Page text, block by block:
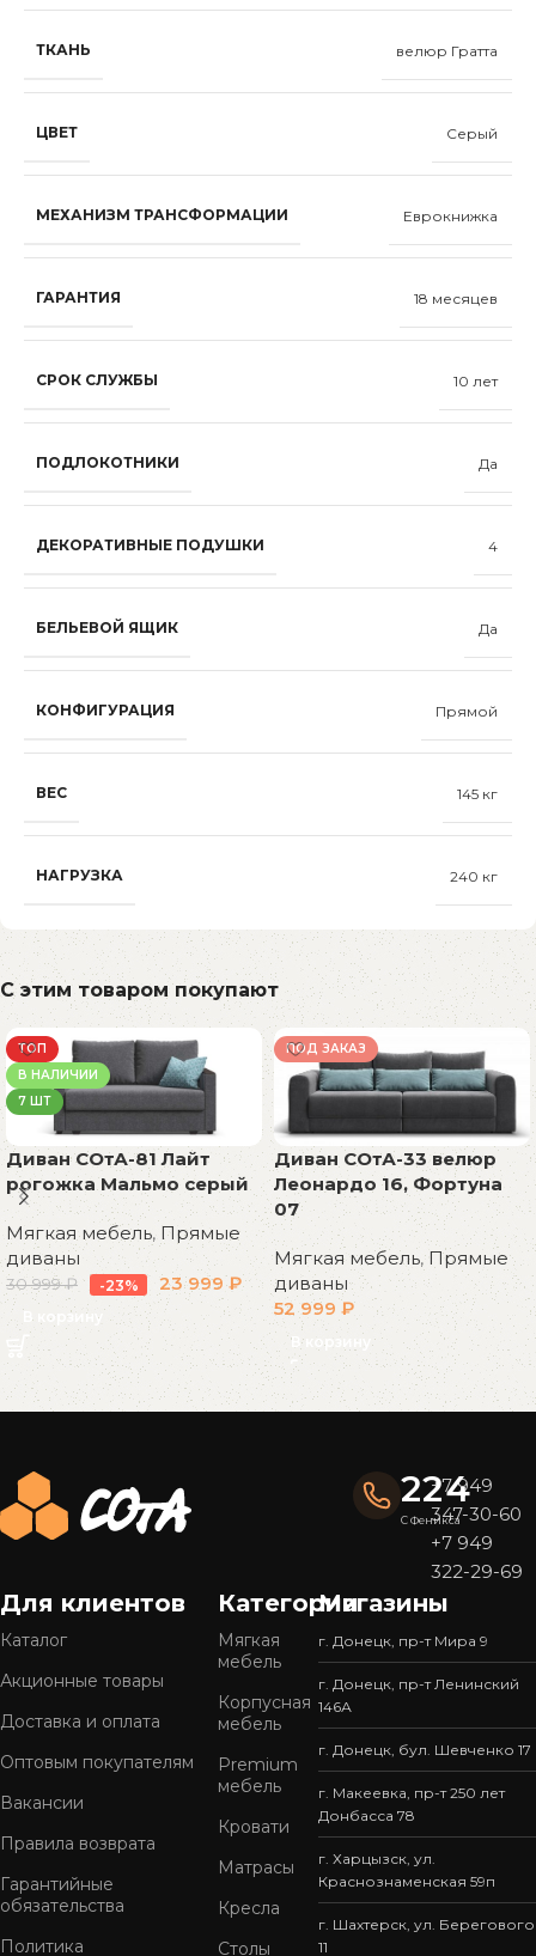
ТКАНЬ велюр Гратта
ЦВЕТ Серый
МЕХАНИЗМ ТРАНСФОРМАЦИИ Еврокнижка
ГАРАНТИЯ 18 месяцев
СРОК СЛУЖБЫ 10 лет
ПОДЛОКОТНИКИ Да
ДЕКОРАТИВНЫЕ ПОДУШКИ 4
БЕЛЬЕВОЙ ЯЩИК Да
КОНФИГУРАЦИЯ Прямой
ВЕС 145 кг
НАГРУЗКА 240 кг
С этим товаром покупают
ТОП
В НАЛИЧИИ
7 ШТ
Диван СОтА-81 Лайт
рогожка Мальмо серый
Мягкая мебель, Прямые
диваны
30 999₽ -23% 23 999₽
В корзину
ПОД ЗАКАЗ
Диван СОтА-33 велюр
Леонардо 16, Фортуна
07
Мягкая мебель,Прямые
диваны
52 999 ₽
В корзину
Read More
224
С Феникса
+7 949
347-30-60
+7 949
322-29-69
Для клиентов
Каталог
Акционные товары
Доставка и оплата
Оптовым покупателям
Вакансии
Правила возврата
Гарантийные
обязательства
Политика
Категории
Мягкая
мебель
Корпусная
мебель
Premium
мебель
Кровати
Матрасы
Кресла
Столы
Магазины
г. Донецк, пр-т Мира 9
г. Донецк, пр-т Ленинский
146А
г. Донецк, бул. Шевченко 17
г. Макеевка, пр-т 250 лет
Донбасса 78
г. Харцызск, ул.
Краснознаменская 59п
г. Шахтерск, ул. Берегового
11